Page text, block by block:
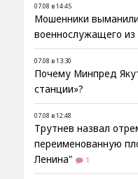
07.08 в 14:45
Мошенники
военнослужащего из
07.08 в 13:30
Почему Минпред
станции»?
07.08 в 12:48
Трутнев назвал
переименованную
Ленина"
1